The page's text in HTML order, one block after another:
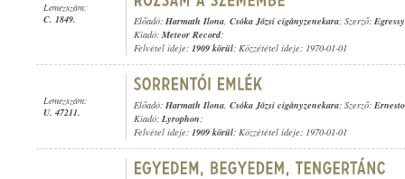
Lemezszám:
C. 1849.
Előadó: Harmath Ilona, Csóka Józsi cigányzenekara; Szerző:
Kiadó: Meteor Record;
Felvétel ideje: 1909 körül; Közzététel ideje: 1970-01-01
Lemezszám:
U. 47211.
Előadó: Harmath Ilona, Csóka Józsi cigányzenekara; Szerző:
Kiadó: Lyrophon;
Felvétel ideje: 1909 körül; Közzététel ideje: 1970-01-01